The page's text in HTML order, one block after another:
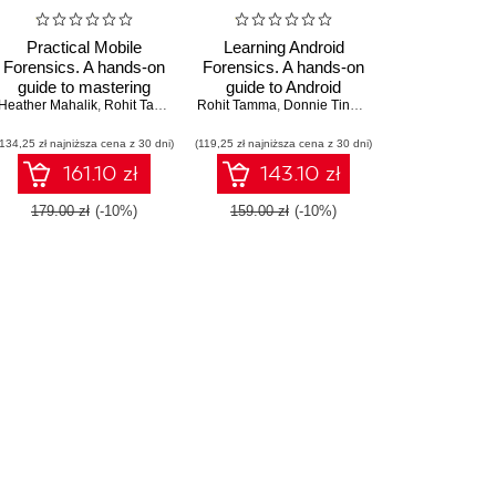
Mahalik,Satish Bommisetty
Practical Mobile
Forensics. A hands-on
guide to mastering
mobile forensics for the
Windows Phone
platforms - Second
Edition
Heather Mahalik, Rohit Tamma Satish Bommisetty
zł najniższa cena z 30 dni)
161.10 zł
179.00 zł (-10%)
Learning Android
Forensics. A hands-on
guide to Android
forensics, from setting
workstation to
analyzing key forensic
artifacts
Rohit Tamma, Donnie Tindall
(119,25 zł najniższa cena z 30 dni)
143.10 zł
159.00 zł (-10%)